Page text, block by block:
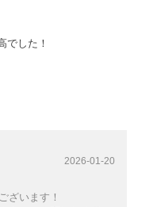
でした！
2026-01-20
ざいます！